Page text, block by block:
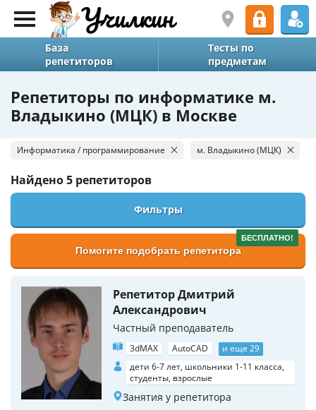
База
репетиторов
Тесты по
предметам
Репетиторы по информатике м.
Владыкино (МЦК) в Москве
Информатика / программирование м. Владыкино (МЦК)
Найдено5 репетиторов
Фильтры
БЕСПЛАТНО!
Помогите подобрать репетитора
Репетитор Дмитрий
Александрович
Частный преподаватель
3dMAX AutoCAD
и еще 29
дети 6-7 лет, школьники 1-11 класса,
студенты, взрослые
Занятия у репетитора